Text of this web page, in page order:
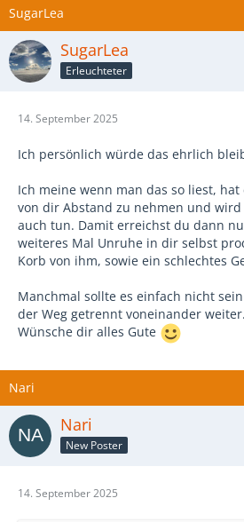
SugarLea
SugarLea
Erleuchteter
14. September 2025
Ich persönlich würde das ehrlich
Ich meine wenn man das so liest,
von dir Abstand zu nehmen und
auch tun. Damit erreichst du dann
weiteres Mal Unruhe in dir selbst
Korb von ihm, sowie ein schlechtes
Manchmal sollte es einfach nicht
der Weg getrennt voneinander weiter.
Wünsche dir alles Gute
Nari
Nari
New Poster
14. September 2025